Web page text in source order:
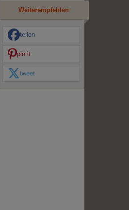
Weiterempfehlen
teilen
pin it
tweet